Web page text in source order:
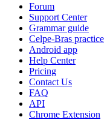
Forum
Support Center
Grammar guide
Celpe-Bras practice
Android app
Help Center
Pricing
Contact Us
FAQ
API
Chrome Extension